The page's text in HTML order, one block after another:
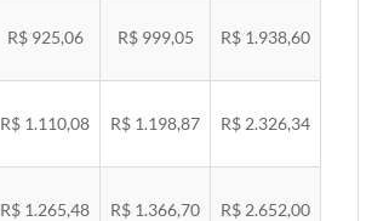
R$ 925,06 R$ 999,05 R$ 1.938,60
R$ 1.110,08 R$ 1.198,87 R$ 2.326,34
R$ 1.265,48 R$ 1.366,70 R$ 2.652,00